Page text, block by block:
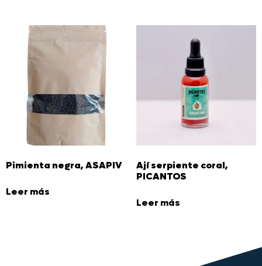
Pimienta negra, ASAPIV
Leer más
Ají serpiente coral,
PICANTOS
Leer más